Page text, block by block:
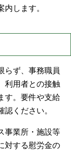
します。
らず、事務職員
利用者との接触
す。要件や支給
ください。
事業所・施設等
対する慰労金の